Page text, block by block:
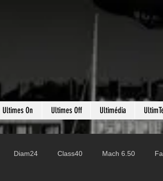
Ultimes On Ultimes Off Ultimédia
Diam24 Class40 Mach 6.50